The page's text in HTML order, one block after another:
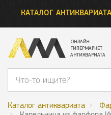
КАТАЛОГ АНТИКВАРИАТА
Каталог антиквариата